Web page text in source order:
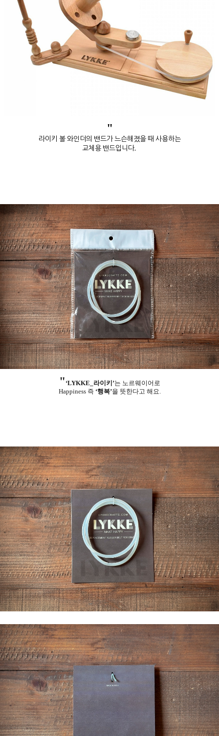
"
라이키 볼 와인더의 밴드가 느슨해졌을 때 사용하는
교체용 밴드입니다.
" ‘LYKKE_라이키’는 노르웨이어로
Happiness 즉 ‘행복’을 뜻한다고 해요.